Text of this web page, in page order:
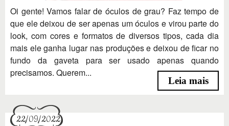
Oi gente! Vamos falar de óculos de grau? Faz tempo de
que ele deixou de ser apenas um óculos e virou parte do
look, com cores e formatos de diversos tipos, cada dia
mais ele ganha lugar nas produções e deixou de ficar no
fundo da gaveta para ser usado apenas quando
precisamos. Querem...
Leia mais
22/09/2022